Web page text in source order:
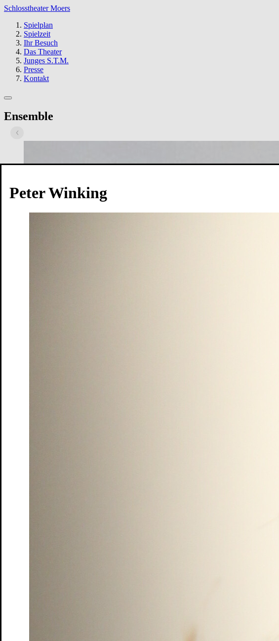
Schlosstheater Moers
Spielplan
Spielzeit
Ihr Besuch
Das Theater
Junges S.T.M.
Presse
Kontakt
Peter Winking
Ensemble